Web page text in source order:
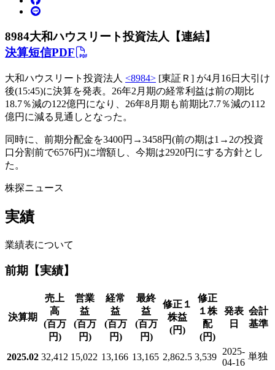
8984大和ハウスリート投資法人【連結】
決算短信PDF
大和ハウスリート投資法人 <8984> [東証Ｒ] が4月16日大引け
後(15:45)に決算を発表。26年2月期の経常利益は前の期比
18.7％減の122億円になり、26年8月期も前期比7.7％減の112
億円に減る見通しとなった。
同時に、前期分配金を3400円→3458円(前の期は1→2の投資
口分割前で6576円)に増額し、今期は2920円にする方針とし
た。
株探ニュース
実績
業績表について
前期【実績】
決算期
売上
高
(百万
円)
営業
益
(百万
円)
経常
益
(百万
円)
最終
益
(百万
円)
修正１
株益
(円)
修正
１株
配
(円)
発表
日
会計
基準
2025.02 32,412 15,022 13,166 13,165 2,862.5 3,539
2025-
04-16
単独